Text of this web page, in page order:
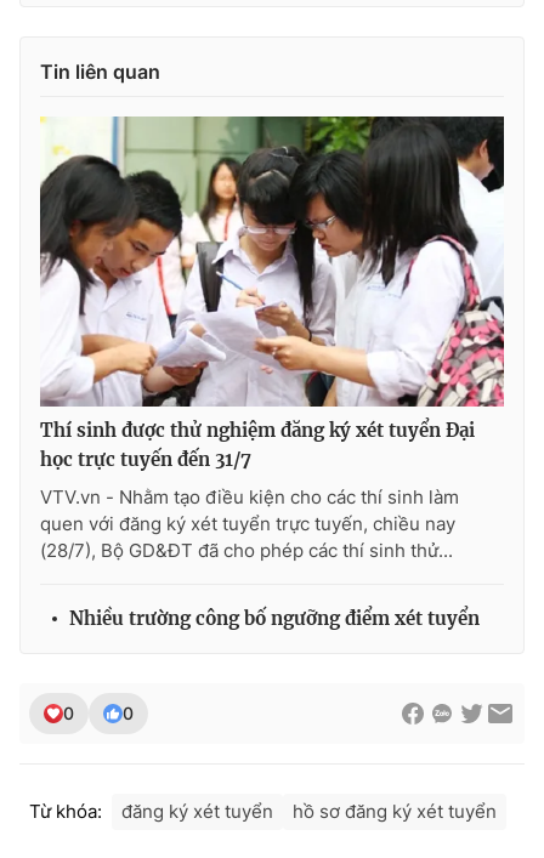
THỜI BÁO VTV
Theo dõi báo trên
Cơ quan chủ quản:
Đài Truyền hình Việt Nam
Cơ quan báo chí:
Thời báo VTV
Giấy phép hoạt động báo in và báo điện tử số 483/GP-BTTTT
cấp ngày 29/12/2023
Tổng Biên tập:Vũ Thanh Thủy
Phó Tổng Biên tập: Nguyễn Thị Mỹ Hạnh, Phạm Quốc Thắng,
Nguyễn Trọng Ninh
Tổng đài VTV:024.38 355 931 - 024.38 355 932
Ðiện thoại Thời báo VTV: 024.66 897 897
Liên hệ quảng cáo:024-7300.7108
Tin liên quan
Thí sinh được thử nghiệm đăng ký xét tuyển Đại
học trực tuyến đến 31/7
VTV.vn - Nhằm tạo điều kiện cho các thí sinh làm
quen với đăng ký xét tuyển trực tuyến, chiều nay
(28/7), Bộ GD&ĐT đã cho phép các thí sinh thử...
Nhiều trường công bố ngưỡng điểm xét tuyển
0 0
Từ khóa: đăng ký xét tuyển hồ sơ đăng ký xét tuyển